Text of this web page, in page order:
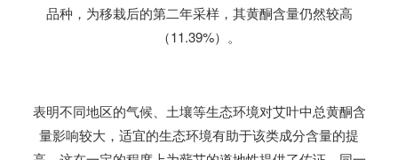
品种，为移栽后的第二年采样，其黄酮含量仍然较高
（11.39%）。
表明不同地区的气候、土壤等生态环境对艾叶中总黄酮含
量影响较大，适宜的生态环境有助于该类成分含量的提